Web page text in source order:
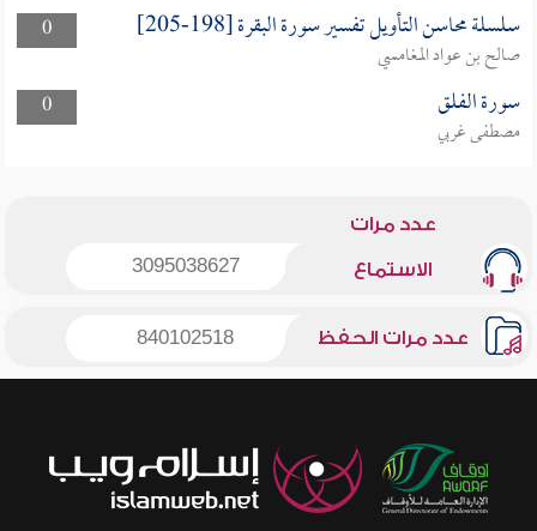
0
سلسلة محاسن التأويل تفسير سورة البقرة [198-205]
صالح بن عواد المغامسي
0
سورة الفلق
مصطفى غربي
عدد مرات
الاستماع 3095038627
عدد مرات الحفظ 840102518